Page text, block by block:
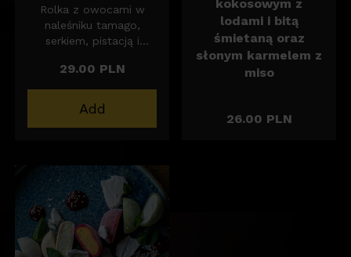
Rolka z owocami w
naleśniku tamago,
serkiem, pistacją i
mango. 8szt.
29.00 PLN
Add
kokosowym z
lodami i bitą
śmietaną oraz
słonym karmelem z
miso
26.00 PLN